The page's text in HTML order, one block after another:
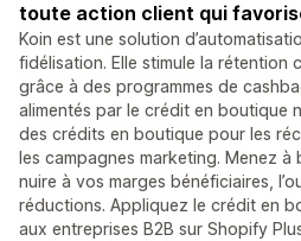
toute action client qui
Koin est une solution
fidélisation. Elle stimule la rétention
grâce à des programmes de
alimentés par le crédit en boutique
des crédits en boutique pour les
les campagnes marketing. Menez
nuire à vos marges bénéficiaires,
réductions. Appliquez le crédit en
aux entreprises B2B sur Shopify